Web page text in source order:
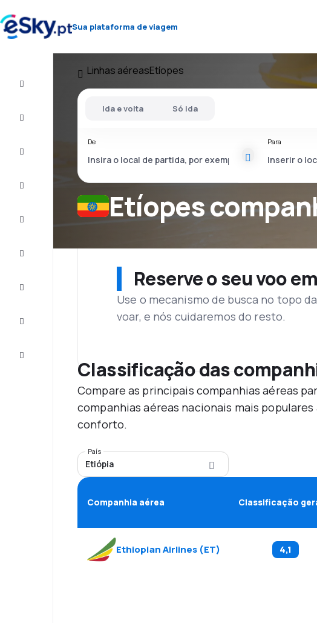
Sua plataforma de viagem
Linhas aéreasEtíopes
Etíopes
Ida e volta Só ida
De Para
Reserve o seu voo
Use o mecanismo de busca no topo
voar, e nós cuidaremos do resto.
Classificação das
Compare as principais companhias aéreas
companhias aéreas nacionais mais
conforto.
País
Etiópia
Companhia aérea Classificação
Ethiopian Airlines (ET) 4,1